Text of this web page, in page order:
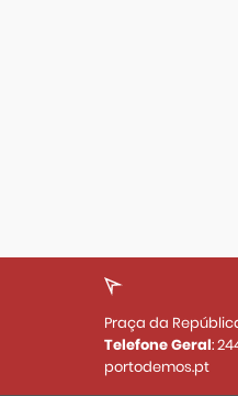
Praça da
Telefone Geral:
portodemos.pt